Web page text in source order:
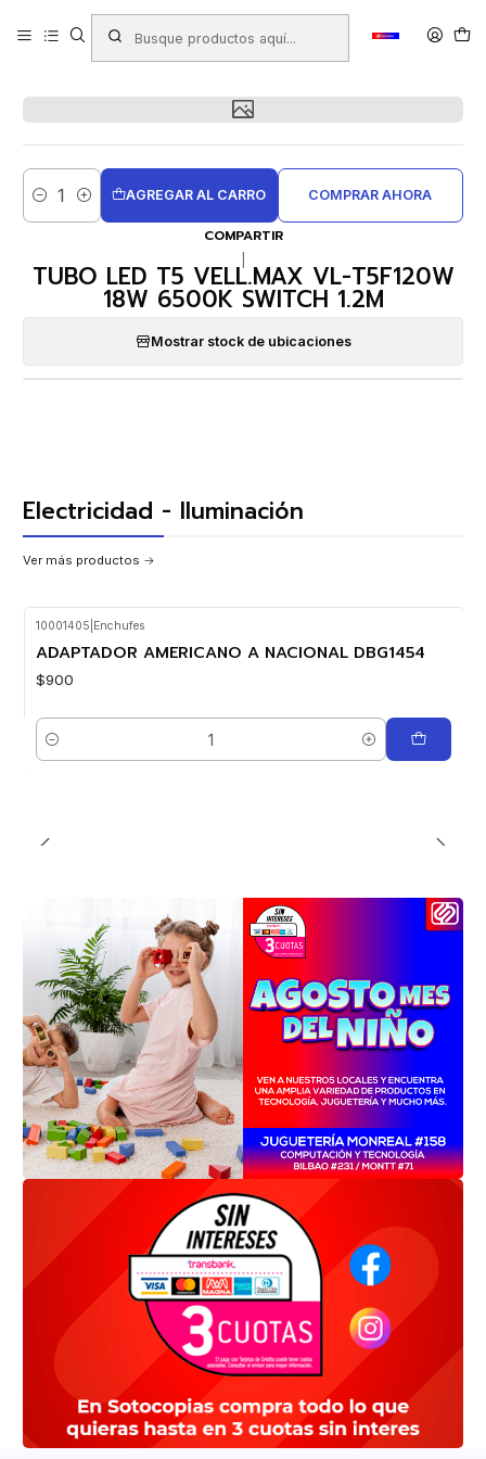
Productos FERRETERÍA Electricidad - Iluminación
TUBO LED T5 VELL.MAX VL-T5F120W 18W 6500K SWITCH 1.2M
Cantidad
AGREGAR AL CARRO COMPRAR AHORA
COMPARTIR
TUBO LED T5 VELL.MAX VL-T5F120W
18W 6500K SWITCH 1.2M
Mostrar stock de ubicaciones
Electricidad - Iluminación
Ver más productos
10001405 Enchufes
ADAPTADOR AMERICANO A NACIONAL DBG1454
$900
Cantidad